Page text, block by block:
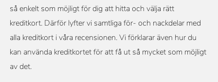
så enkelt som möjligt för dig att hitta och välja rätt
kreditkort. Därför lyfter vi samtliga för- och nackdelar med
alla kreditkort i våra recensionen. Vi förklarar även hur du
kan använda kreditkortet för att få ut så mycket som möjligt
av det.